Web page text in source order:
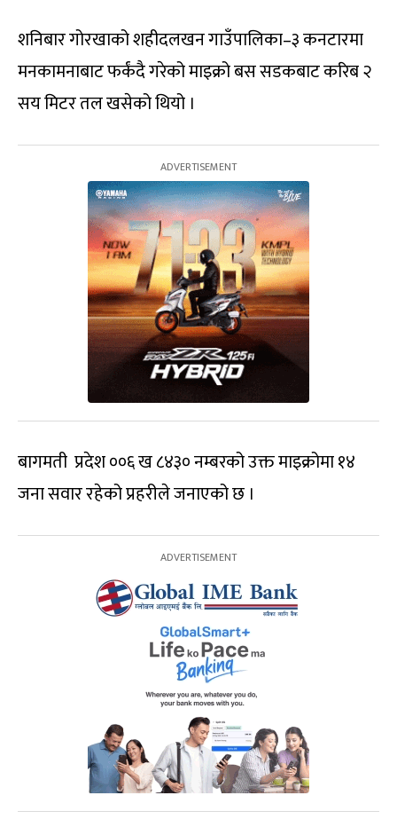
शनिबार गोरखाको शहीदलखन गाउँपालिका–३ कनटारमा
मनकामनाबाट फर्कंदै गरेको माइक्रो बस सडकबाट करिब २
सय मिटर तल खसेको थियो ।
बागमती प्रदेश ००६ ख ८४३० नम्बरको उक्त माइक्रोमा १४
जना सवार रहेको प्रहरीले जनाएको छ ।